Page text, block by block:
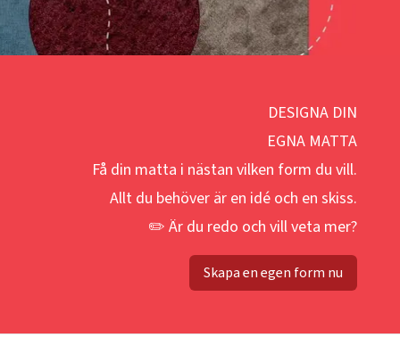
DESIGNA DIN
EGNA MATTA
Få din matta i nästan vilken form du vill.
Allt du behöver är en idé och en skiss.
✏️ Är du redo och vill veta mer?
Skapa en egen form nu